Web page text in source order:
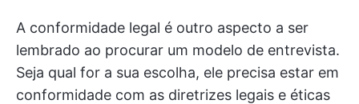
A conformidade legal é outro aspecto a ser
lembrado ao procurar um modelo de entrevista.
Seja qual for a sua escolha, ele precisa estar em
conformidade com as diretrizes legais e éticas